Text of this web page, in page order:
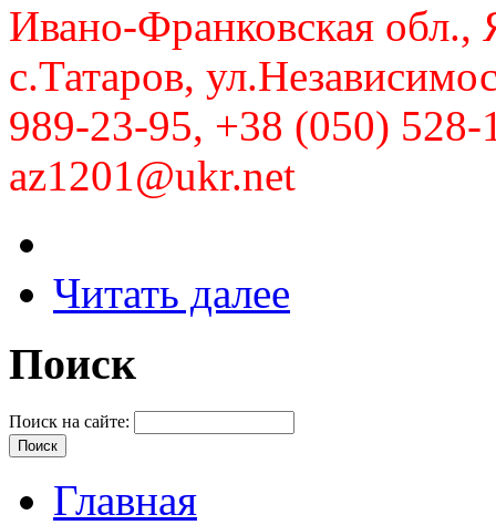
Ивано-Франковская обл.,
с.Татаров,
989-23-95, +38 (050)
az1201@ukr.net
Читать далее
Поиск
Поиск на сайте:
Главная